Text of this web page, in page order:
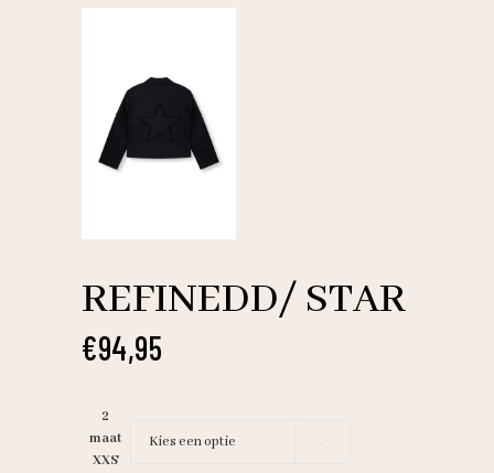
REFINEDD/ STAR
€94,95
2
maat
XXS
Kies een optie